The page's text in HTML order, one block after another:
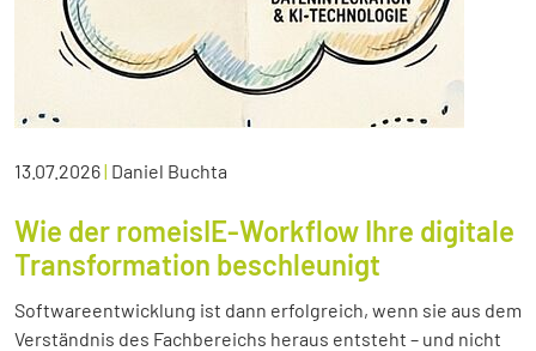
13.07.2026| Daniel Buchta
Wie der romeisIE-Workflow Ihre digitale
Transformation beschleunigt
Softwareentwicklung ist dann erfolgreich, wenn sie aus dem
Verständnis des Fachbereichs heraus entsteht – und nicht